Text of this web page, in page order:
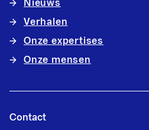
Nieuws
Verhalen
Onze expertises
Onze mensen
Contact